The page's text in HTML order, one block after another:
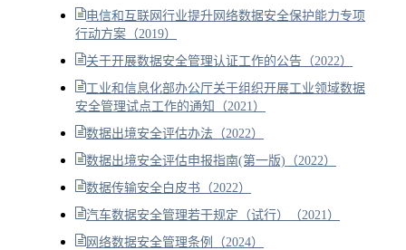
电信和互联网行业提升网络数据安全保护能力专项
行动方案（2019）
关于开展数据安全管理认证工作的公告（2022）
工业和信息化部办公厅关于组织开展工业领域数据
安全管理试点工作的通知（2021）
数据出境安全评估办法（2022）
数据出境安全评估申报指南(第一版)（2022）
数据传输安全白皮书（2022）
汽车数据安全管理若干规定（试行）（2021）
网络数据安全管理条例（2024）